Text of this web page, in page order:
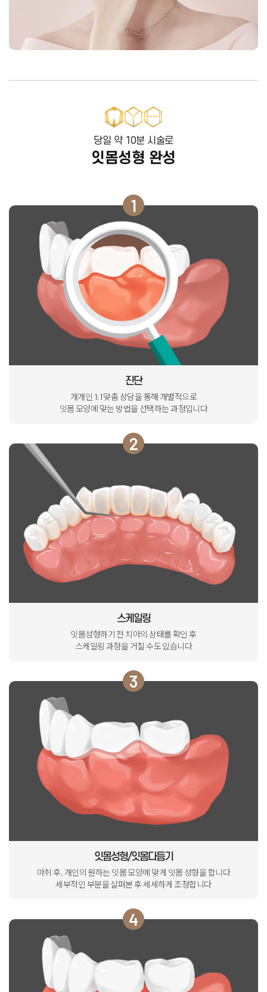
당일 약 10분 시술로
잇몸성형 완성
1
진단
개개인 1:1 맞춤 상담을 통해 개별적으로
잇몸 모양에 맞는 방법을 선택하는 과정입니다
2
스케일링
잇몸성형하기 전 치아의 상태를 확인 후
스케일링 과정을 거칠 수도 있습니다
3
잇몸성형/잇몸다듬기
마취 후, 개인의 원하는 잇몸 모양에 맞게 잇몸 성형을 합니다
세부적인 부분을 살펴본 후 세세하게 조정합니다
4